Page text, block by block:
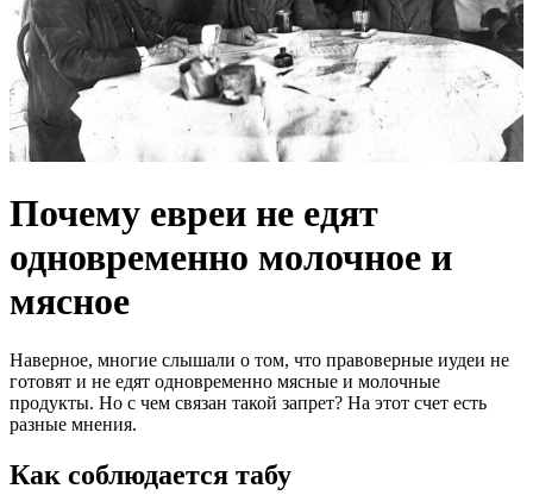
Почему евреи не едят
одновременно молочное и
мясное
Наверное, многие слышали о том, что правоверные иудеи не
готовят и не едят одновременно мясные и молочные
продукты. Но с чем связан такой запрет? На этот счет есть
разные мнения.
Как соблюдается табу